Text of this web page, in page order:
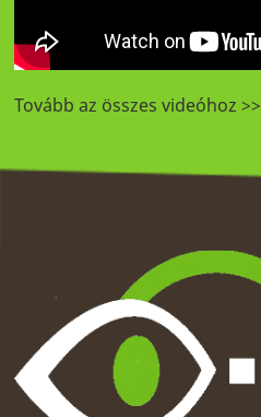
Tovább az összes videóhoz >>